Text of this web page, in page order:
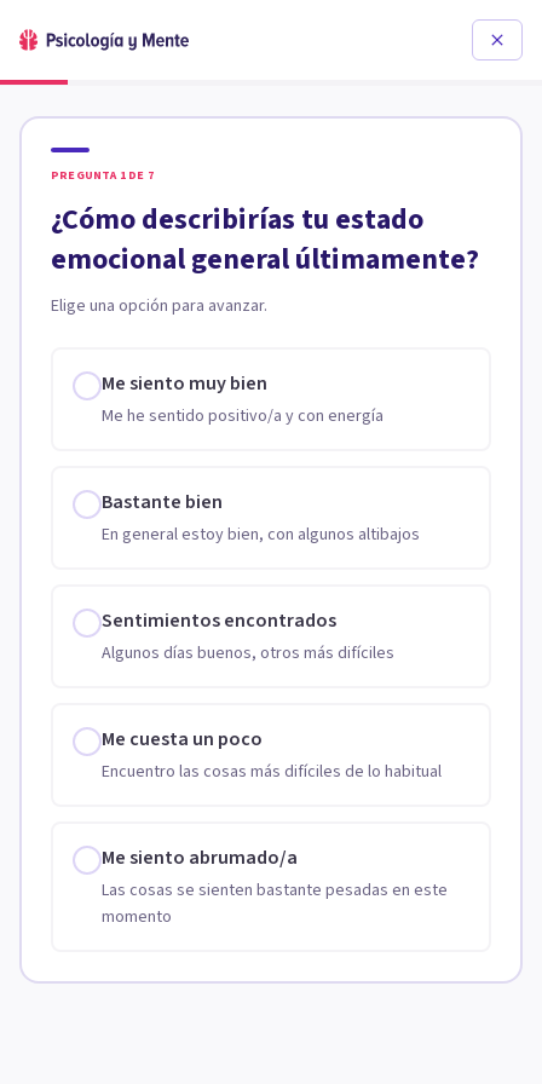
PREGUNTA 1 DE 7
¿Cómo describirías tu estado
emocional general últimamente?
Elige una opción para avanzar.
Me siento muy bien
Me he sentido positivo/a y con energía
Bastante bien
En general estoy bien, con algunos altibajos
Sentimientos encontrados
Algunos días buenos, otros más difíciles
Me cuesta un poco
Encuentro las cosas más difíciles de lo habitual
Me siento abrumado/a
Las cosas se sienten bastante pesadas en este
momento